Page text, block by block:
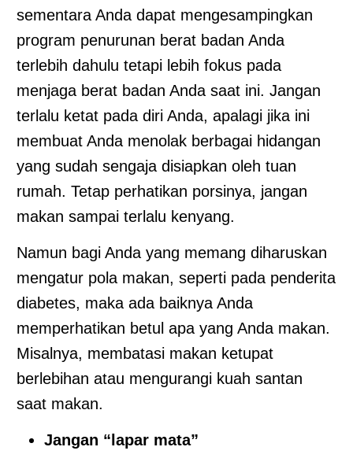
sementara Anda dapat mengesampingkan
program penurunan berat badan Anda
terlebih dahulu tetapi lebih fokus pada
menjaga berat badan Anda saat ini. Jangan
terlalu ketat pada diri Anda, apalagi jika ini
membuat Anda menolak berbagai hidangan
yang sudah sengaja disiapkan oleh tuan
rumah. Tetap perhatikan porsinya, jangan
makan sampai terlalu kenyang.
Namun bagi Anda yang memang diharuskan
mengatur pola makan, seperti pada penderita
diabetes, maka ada baiknya Anda
memperhatikan betul apa yang Anda makan.
Misalnya, membatasi makan ketupat
berlebihan atau mengurangi kuah santan
saat makan.
Jangan “lapar mata”